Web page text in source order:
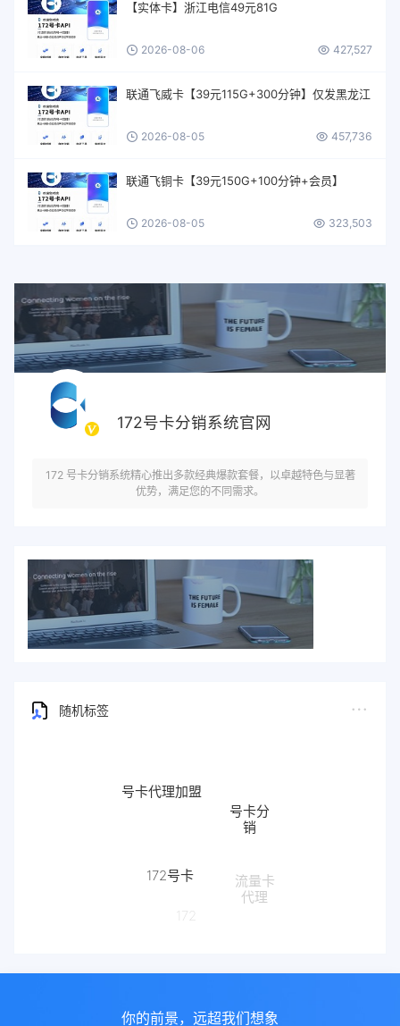
【实体卡】浙江电信49元81G
2026-08-06 427,527
联通飞威卡【39元115G+300分钟】仅发黑龙江
2026-08-05 457,736
联通飞铜卡【39元150G+100分钟+会员】
2026-08-05 323,503
172号卡分销系统官网
172 号卡分销系统精心推出多款经典爆款套餐，以卓越特色与显著
优势，满足您的不同需求。
随机标签
号卡代理加盟
号卡分
销
流量卡
代理
172
172号卡
你的前景，远超我们想象